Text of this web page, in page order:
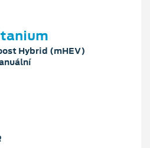
Hybrid (mHEV)